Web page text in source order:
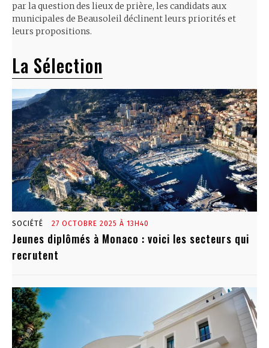
par la question des lieux de prière, les candidats aux
municipales de Beausoleil déclinent leurs priorités et
leurs propositions.
La Sélection
SOCIÉTÉ 27 OCTOBRE 2025 À 13H40
Jeunes diplômés à Monaco : voici les secteurs qui
recrutent